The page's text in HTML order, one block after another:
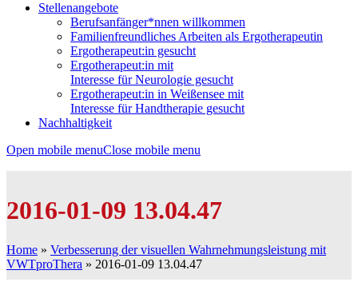
Stellenangebote
Berufsanfänger*nnen willkommen
Familienfreundliches Arbeiten als Ergotherapeutin
Ergotherapeut:in gesucht
Ergotherapeut:in mit
Interesse für Neurologie gesucht
Ergotherapeut:in in Weißensee mit
Interesse für Handtherapie gesucht
Nachhaltigkeit
Open mobile menuClose mobile menu
2016-01-09 13.04.47
Home » Verbesserung der visuellen Wahrnehmungsleistung mit
VWTproThera » 2016-01-09 13.04.47